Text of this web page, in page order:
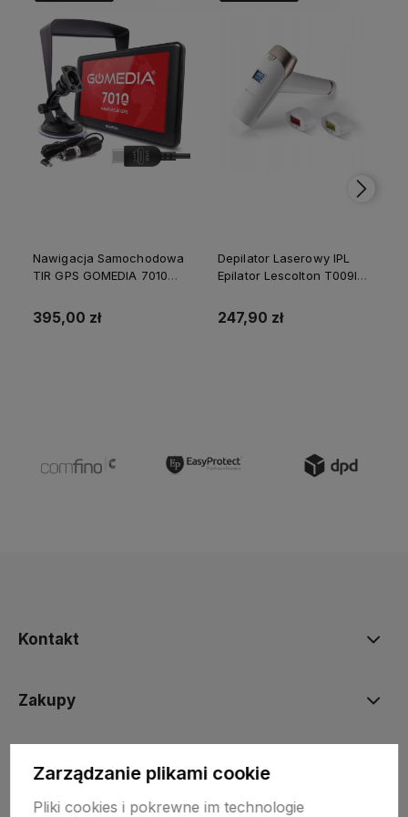
Nawigacja Samochodowa
TIR GPS GOMEDIA 7010
512 GB RAM
395,00 zł
Depilator Laserowy IPL
Epilator Lescolton T009I
Lampy
247,90 zł
Kontakt
Zakupy
Informacje prawne
Zarządzanie plikami cookie
Pliki cookies i pokrewne im technologie